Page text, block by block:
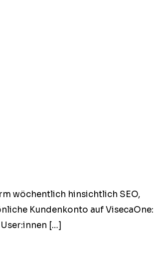
wöchentlich hin­sichtlich SEO,
Kun­denkon­to auf Vise­caOne:
[…]